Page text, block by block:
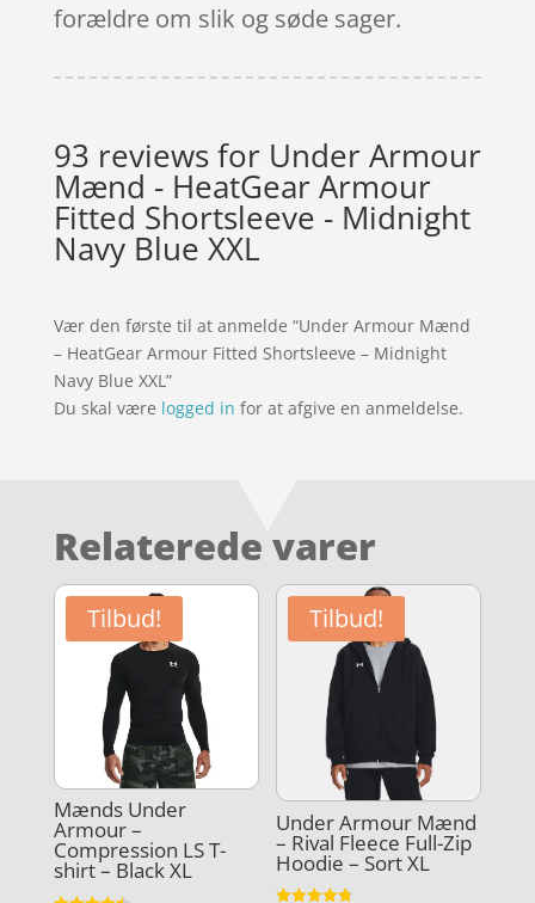
forældre om slik og søde sager.
93 reviews for Under Armour
Mænd - HeatGear Armour
Fitted Shortsleeve - Midnight
Navy Blue XXL
Vær den første til at anmelde “Under Armour Mænd
– HeatGear Armour Fitted Shortsleeve – Midnight
Navy Blue XXL”
Du skal være logged in for at afgive en anmeldelse.
Relaterede varer
Tilbud!
Mænds Under
Armour –
Compression LS T-
shirt – Black XL
Tilbud!
Under Armour Mænd
– Rival Fleece Full-Zip
Hoodie – Sort XL